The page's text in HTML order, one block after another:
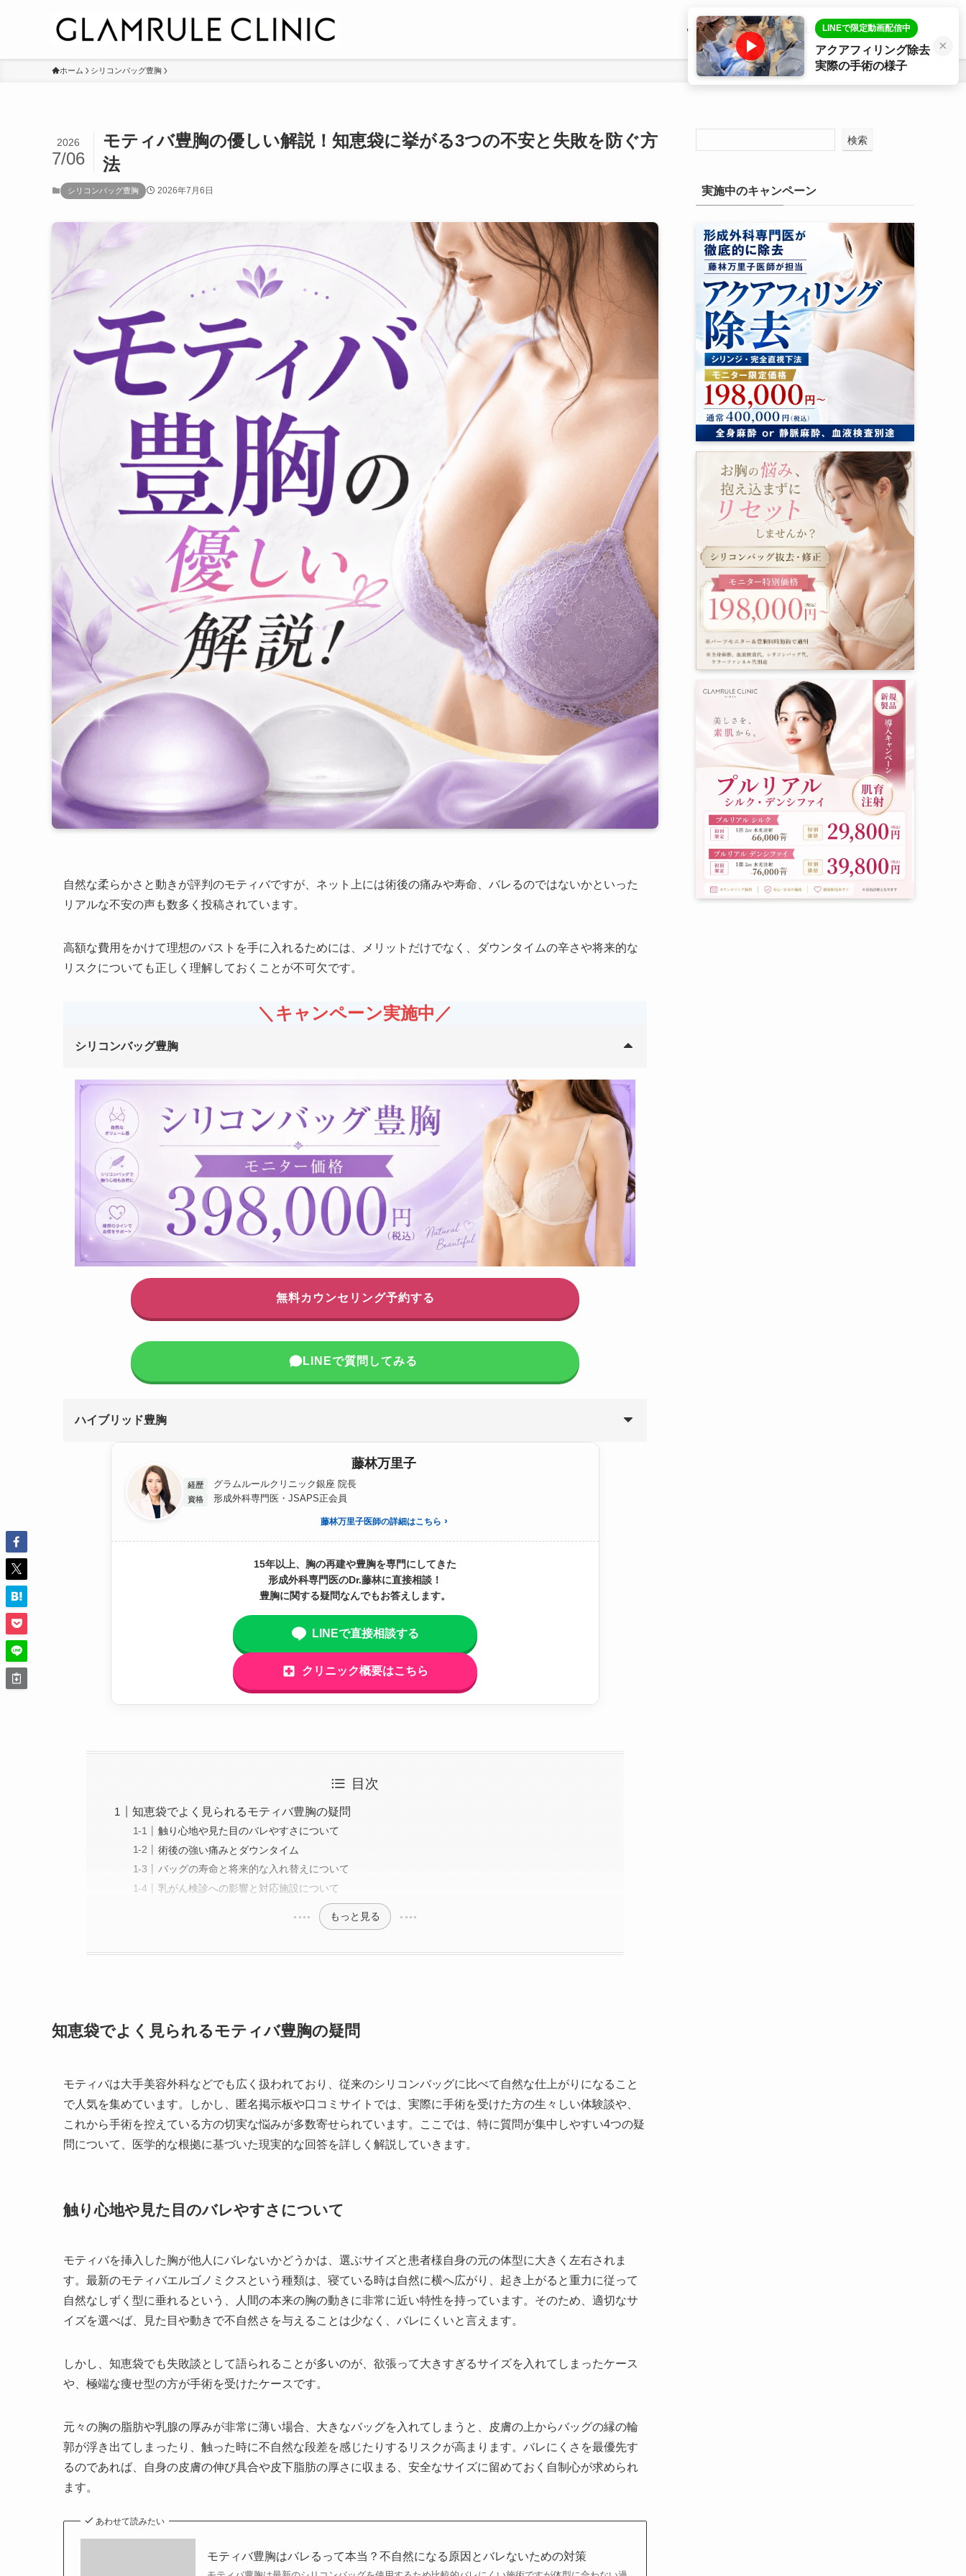
医師プロフィール LINE相談 症例写真
ホーム シリコンバッグ豊胸
モティバ豊胸の優しい解説！知恵袋に挙がる3つの不安と失敗を防ぐ方
法
2026
7/06
シリコンバッグ豊胸 2026年7月6日
自然な柔らかさと動きが評判のモティバですが、ネット上には術後の痛みや寿命、バレるのではないかといった
リアルな不安の声も数多く投稿されています。
高額な費用をかけて理想のバストを手に入れるためには、メリットだけでなく、ダウンタイムの辛さや将来的な
リスクについても正しく理解しておくことが不可欠です。
＼キャンペーン実施中／
シリコンバッグ豊胸
無料カウンセリング予約する
LINEで質問してみる
ハイブリッド豊胸
藤林万里子
経歴 グラムルールクリニック銀座 院長
資格 形成外科専門医・JSAPS正会員
藤林万里子医師の詳細はこちら
15年以上、胸の再建や豊胸を専門にしてきた
形成外科専門医のDr.藤林に直接相談！
豊胸に関する疑問なんでもお答えします。
LINEで直接相談する
クリニック概要はこちら
目次
知恵袋でよく見られるモティバ豊胸の疑問
触り心地や見た目のバレやすさについて
術後の強い痛みとダウンタイム
バッグの寿命と将来的な入れ替えについて
乳がん検診への影響と対応施設について
もっと見る
知恵袋でよく見られるモティバ豊胸の疑問
モティバは大手美容外科などでも広く扱われており、従来のシリコンバッグに比べて自然な仕上がりになること
で人気を集めています。しかし、匿名掲示板や口コミサイトでは、実際に手術を受けた方の生々しい体験談や、
これから手術を控えている方の切実な悩みが多数寄せられています。ここでは、特に質問が集中しやすい4つの疑
問について、医学的な根拠に基づいた現実的な回答を詳しく解説していきます。
触り心地や見た目のバレやすさについて
モティバを挿入した胸が他人にバレないかどうかは、選ぶサイズと患者様自身の元の体型に大きく左右されま
す。最新のモティバエルゴノミクスという種類は、寝ている時は自然に横へ広がり、起き上がると重力に従って
自然なしずく型に垂れるという、人間の本来の胸の動きに非常に近い特性を持っています。そのため、適切なサ
イズを選べば、見た目や動きで不自然さを与えることは少なく、バレにくいと言えます。
しかし、知恵袋でも失敗談として語られることが多いのが、欲張って大きすぎるサイズを入れてしまったケース
や、極端な痩せ型の方が手術を受けたケースです。
元々の胸の脂肪や乳腺の厚みが非常に薄い場合、大きなバッグを入れてしまうと、皮膚の上からバッグの縁の輪
郭が浮き出てしまったり、触った時に不自然な段差を感じたりするリスクが高まります。バレにくさを最優先す
るのであれば、自身の皮膚の伸び具合や皮下脂肪の厚さに収まる、安全なサイズに留めておく自制心が求められ
ます。
あわせて読みたい
モティバ豊胸はバレるって本当？不自然になる原因とバレないための対策
検索
実施中のキャンペーン
×
LINEで限定動画配信中
アクアフィリング除去
実際の手術の様子